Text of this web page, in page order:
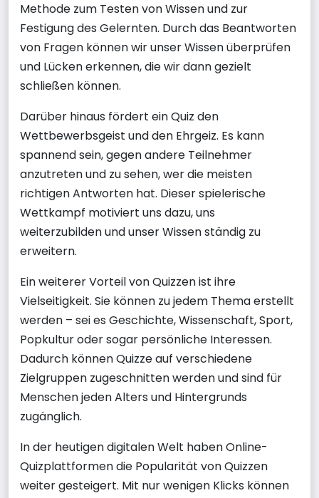
Methode zum Testen von Wissen und zur
Festigung des Gelernten. Durch das Beantworten
von Fragen können wir unser Wissen überprüfen
und Lücken erkennen, die wir dann gezielt
schließen können.
Darüber hinaus fördert ein Quiz den
Wettbewerbsgeist und den Ehrgeiz. Es kann
spannend sein, gegen andere Teilnehmer
anzutreten und zu sehen, wer die meisten
richtigen Antworten hat. Dieser spielerische
Wettkampf motiviert uns dazu, uns
weiterzubilden und unser Wissen ständig zu
erweitern.
Ein weiterer Vorteil von Quizzen ist ihre
Vielseitigkeit. Sie können zu jedem Thema erstellt
werden – sei es Geschichte, Wissenschaft, Sport,
Popkultur oder sogar persönliche Interessen.
Dadurch können Quizze auf verschiedene
Zielgruppen zugeschnitten werden und sind für
Menschen jeden Alters und Hintergrunds
zugänglich.
In der heutigen digitalen Welt haben Online-
Quizplattformen die Popularität von Quizzen
weiter gesteigert. Mit nur wenigen Klicks können